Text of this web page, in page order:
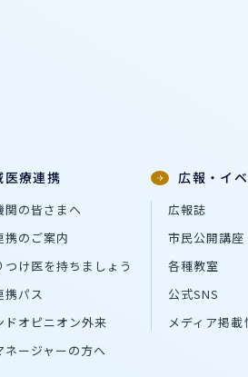
医療連携
関の皆さまへ
携のご案内
つけ医を持ちましょう
携パス
ドオピニオン外来
ネージャーの方へ
広報・イ
広報誌
市民公開講座
各種教室
公式SNS
メディア掲載